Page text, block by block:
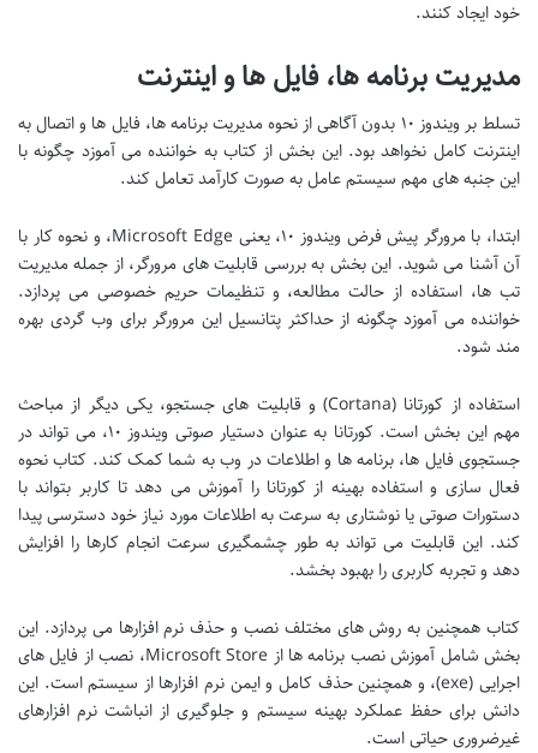
خود ایجاد کنند.
مدیریت برنامه ها، فایل ها و اینترنت
تسلط بر ویندوز ۱۰ بدون آگاهی از نحوه مدیریت برنامه ها، فایل ها و اتصال به
اینترنت کامل نخواهد بود. این بخش از کتاب به خواننده می آموزد چگونه با
این جنبه های مهم سیستم عامل به صورت کارآمد تعامل کند.
ابتدا، با مرورگر پیش فرض ویندوز ۱۰، یعنی Microsoft Edge، و نحوه کار با
آن آشنا می شوید. این بخش به بررسی قابلیت های مرورگر، از جمله مدیریت
تب ها، استفاده از حالت مطالعه، و تنظیمات حریم خصوصی می پردازد.
خواننده می آموزد چگونه از حداکثر پتانسیل این مرورگر برای وب گردی بهره
مند شود.
استفاده از کورتانا (Cortana) و قابلیت های جستجو، یکی دیگر از مباحث
مهم این بخش است. کورتانا به عنوان دستیار صوتی ویندوز ۱۰، می تواند در
جستجوی فایل ها، برنامه ها و اطلاعات در وب به شما کمک کند. کتاب نحوه
فعال سازی و استفاده بهینه از کورتانا را آموزش می دهد تا کاربر بتواند با
دستورات صوتی یا نوشتاری به سرعت به اطلاعات مورد نیاز خود دسترسی پیدا
کند. این قابلیت می تواند به طور چشمگیری سرعت انجام کارها را افزایش
دهد و تجربه کاربری را بهبود بخشد.
کتاب همچنین به روش های مختلف نصب و حذف نرم افزارها می پردازد. این
بخش شامل آموزش نصب برنامه ها از Microsoft Store، نصب از فایل های
اجرایی (exe)، و همچنین حذف کامل و ایمن نرم افزارها از سیستم است. این
دانش برای حفظ عملکرد بهینه سیستم و جلوگیری از انباشت نرم افزارهای
غیرضروری حیاتی است.